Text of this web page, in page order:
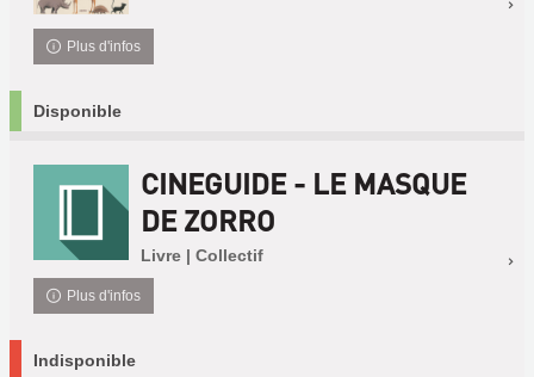
Plus d'infos
Disponible
CINEGUIDE - LE MASQUE
DE ZORRO
Livre | Collectif
Plus d'infos
Indisponible